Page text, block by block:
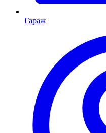
Гараж